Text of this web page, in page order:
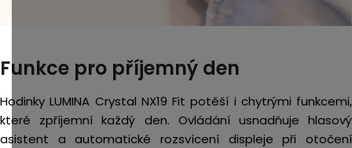
Funkce pro příjemný den
Hodinky LUMINA Crystal NX19 Fit potěší i chytrými funkcemi,
které zpříjemní každý den. Ovládání usnadňuje hlasový
asistent a automatické rozsvícení displeje při otočení